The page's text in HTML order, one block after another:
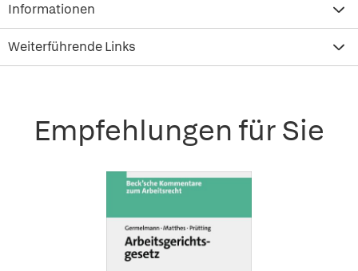
Informationen
Weiterführende Links
Empfehlungen für Sie